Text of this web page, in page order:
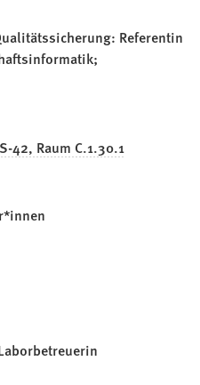
Referentin
42, Raum C.1.30.1